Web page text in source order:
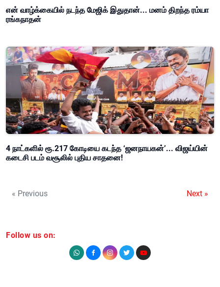
என் வாழ்க்கையில் நடந்த மேஜிக் இதுதான்... மனம் திறந்த ரம்யா
ரங்கநாதன்
4 நாட்களில் ரூ.217 கோடியை கடந்த ‘ஜனநாயகன்’... விஜய்யின்
கடைசி படம் வசூலில் புதிய சாதனை!
« Previous Next »
Follow us on: